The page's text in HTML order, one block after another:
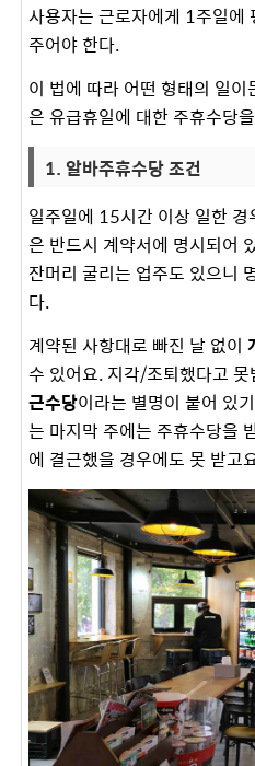
사용자는 근로자에게 1주일에
주어야 한다.
이 법에 따라 어떤 형태의 일
은 유급휴일에 대한 주휴수당
1. 알바주휴수당 조건
일주일에 15시간 이상 일한
은 반드시 계약서에 명시되어
잔머리 굴리는 업주도 있으니
다.
계약된 사항대로 빠진 날 없이
수 있어요. 지각/조퇴했다고
근수당이라는 별명이 붙어 있
는 마지막 주에는 주휴수당을
에 결근했을 경우에도 못 받고